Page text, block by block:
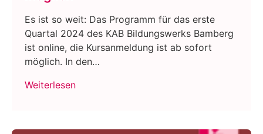
Es ist so weit: Das Programm für das erste
Quartal 2024 des KAB Bildungswerks Bamberg
ist online, die Kursanmeldung ist ab sofort
möglich. In den…
Weiterlesen